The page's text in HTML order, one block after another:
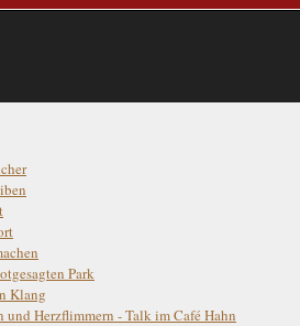
Park
Klang
und Herzflimmern - Talk im Café Hahn